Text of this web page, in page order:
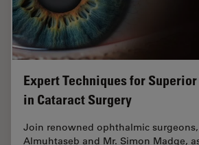
Expert Techniques for
in Cataract Surgery
Join renowned ophthalmic surgeons,
Almuhtaseb and Mr. Simon Madge,